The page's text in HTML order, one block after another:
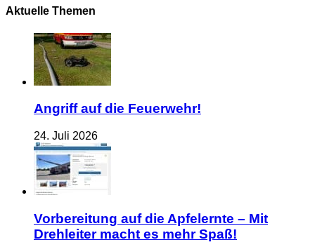
Aktuelle Themen
Angriff auf die Feuerwehr!
24. Juli 2026
Vorbereitung auf die Apfelernte – Mit
Drehleiter macht es mehr Spaß!